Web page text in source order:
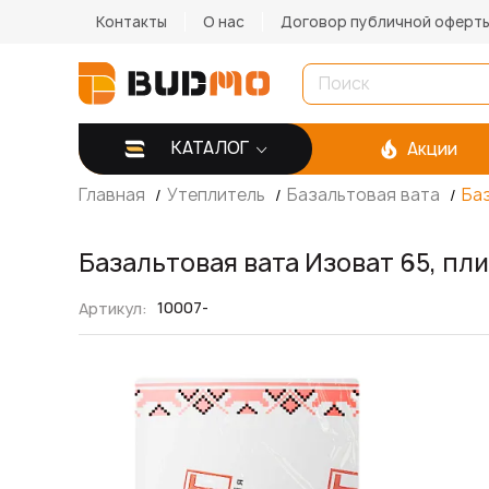
Контакты О нас Договор публичной
КАТАЛОГ Акции
Главная
Утеплитель Базальтовая вата
Базальтовая вата Изоват 65,
Артикул 10007-
перейти